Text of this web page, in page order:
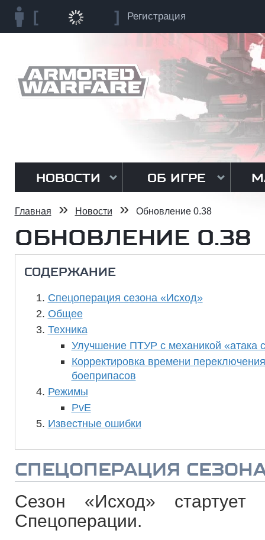
Регистрация
НОВОСТИ ОБ ИГРЕ
Главная » Новости » Обновление 0.38
ОБНОВЛЕНИЕ 0.38
СОДЕРЖАНИЕ
Спецоперация сезона «Исход»
Общее
Техника
Улучшение ПТУР с механикой «атака
Корректировка времени переключения
боеприпасов
Режимы
PvE
Известные ошибки
СПЕЦОПЕРАЦИЯ
Сезон «Исход»
Спецоперации.